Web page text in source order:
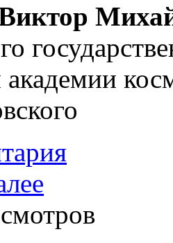
академии